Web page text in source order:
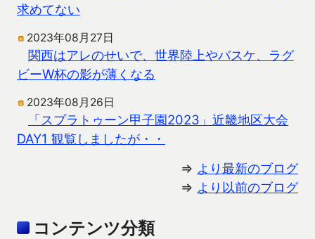
求めてない
2023年08月27日
関西はアレのせいで、世界陸上やバスケ、ラグ
ビーW杯の影が薄くなる
2023年08月26日
「スプラトゥーン甲子園2023」近畿地区大会
DAY1 観覧しましたが・・
⇒ より最新のブログ
⇒ より以前のブログ
コンテンツ分類